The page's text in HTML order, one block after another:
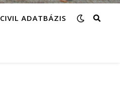
CIVIL ADATBÁZIS